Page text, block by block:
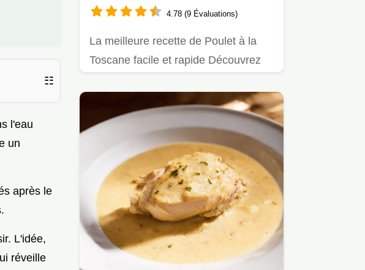
☷
l'eau
un
après le
L'idée,
réveille
4.78 (9 Évaluations)
La meilleure recette de Poulet à la
Toscane facile et rapide Découvrez